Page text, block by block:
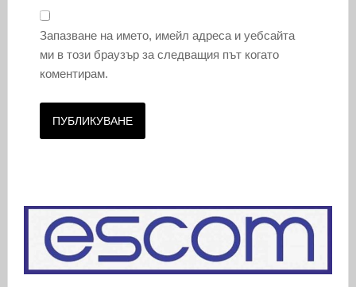
Запазване на името, имейл адреса и уебсайта
ми в този браузър за следващия път когато
коментирам.